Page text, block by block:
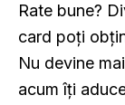
Rate bune?
card poți
Nu devine
acum îți